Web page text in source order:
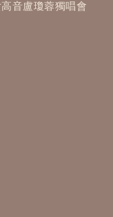
音盧瓊蓉獨唱會